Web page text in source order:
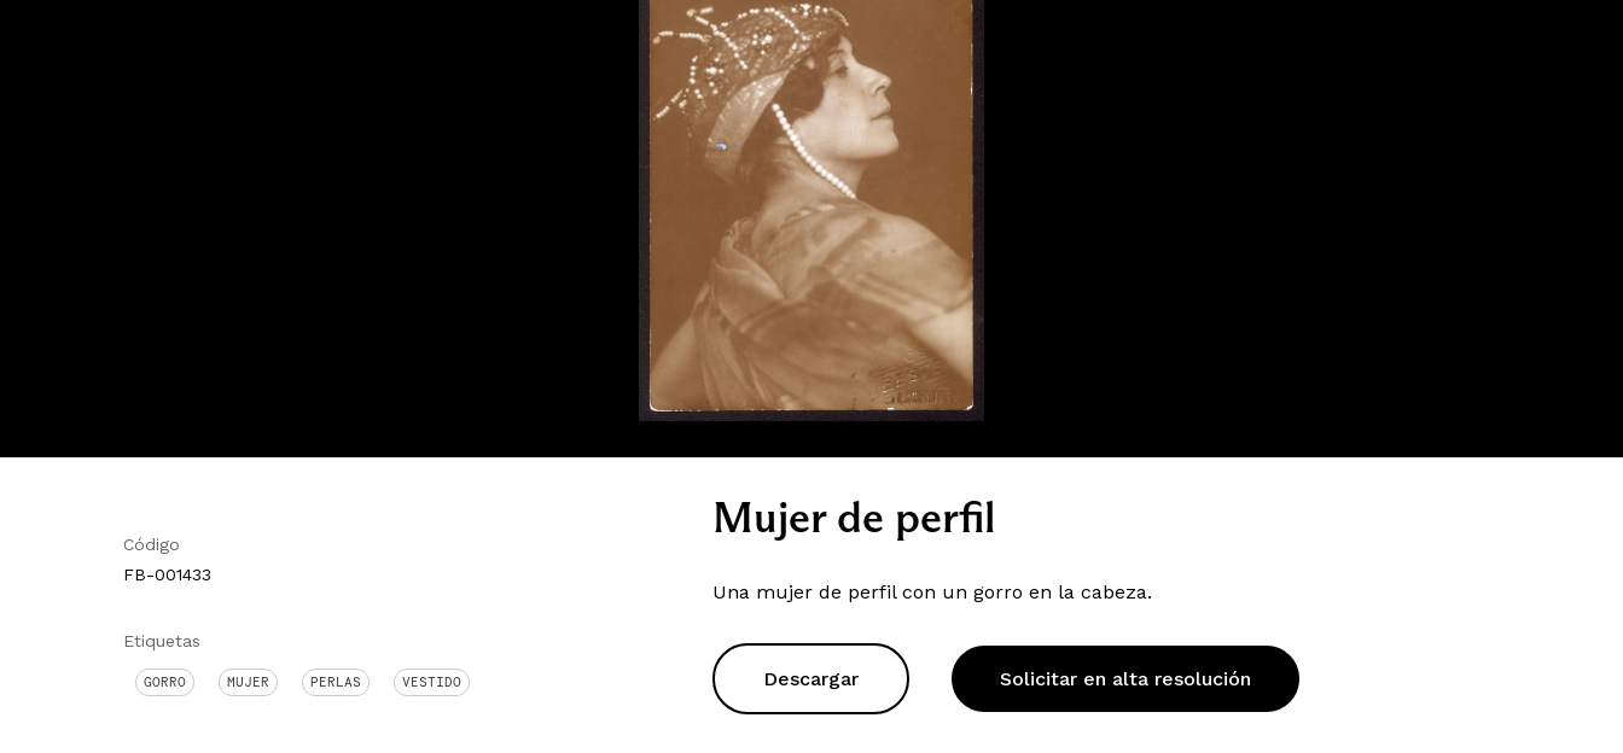
Código
FB-001433
Etiquetas
GORRO MUJER PERLAS VESTIDO
Mujer de perfil
Una mujer de perfil con un gorro en la cabeza.
Descargar Solicitar en alta resolución